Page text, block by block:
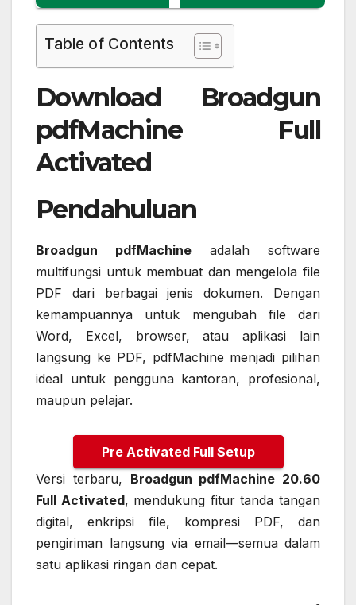
Table of Contents
Download Broadgun
pdfMachine Full
Activated
Pendahuluan
Broadgun pdfMachine adalah software
multifungsi untuk membuat dan mengelola file
PDF dari berbagai jenis dokumen. Dengan
kemampuannya untuk mengubah file dari
Word, Excel, browser, atau aplikasi lain
langsung ke PDF, pdfMachine menjadi pilihan
ideal untuk pengguna kantoran, profesional,
maupun pelajar.
Pre Activated Full Setup
Versi terbaru, Broadgun pdfMachine 20.60
Full Activated, mendukung fitur tanda tangan
digital, enkripsi file, kompresi PDF, dan
pengiriman langsung via email—semua dalam
satu aplikasi ringan dan cepat.